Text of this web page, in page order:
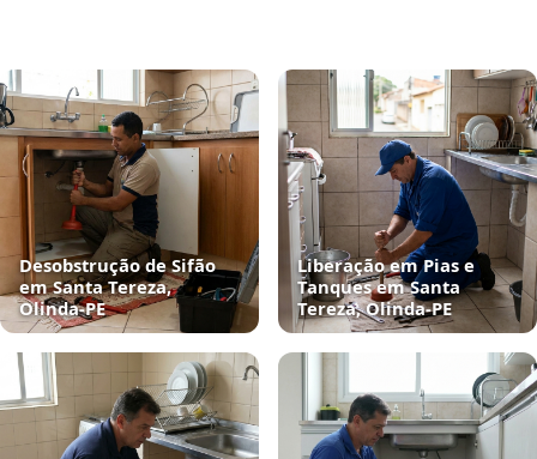
Desobstrução de Sifão
em Santa Tereza,
Olinda‑PE
Liberação em Pias e
Tanques em Santa
Tereza, Olinda‑PE